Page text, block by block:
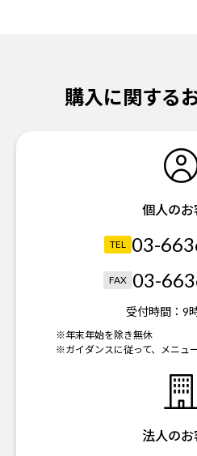
購入に関する
個人のお
TEL 03-
FAX 03-
受付時間： 9
※年末年始を除き無休
※ガイダンスに従って、メニュ
法人のお